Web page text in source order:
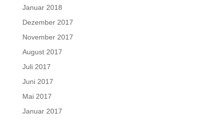
Januar 2018
Dezember 2017
November 2017
August 2017
Juli 2017
Juni 2017
Mai 2017
Januar 2017